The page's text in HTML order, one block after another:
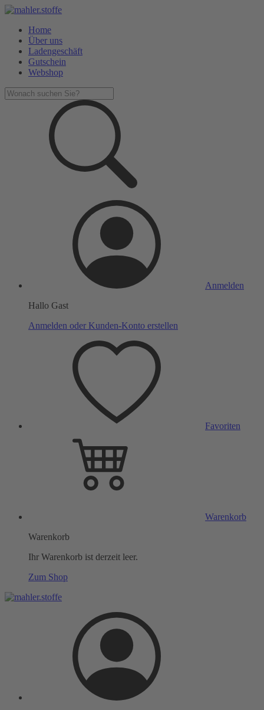
Home
Über uns
Ladengeschäft
Gutschein
Webshop
Anmelden
Hallo Gast
Anmelden oder Kunden-Konto erstellen
Favoriten
Warenkorb
Warenkorb
Ihr Warenkorb ist derzeit leer.
Zum Shop